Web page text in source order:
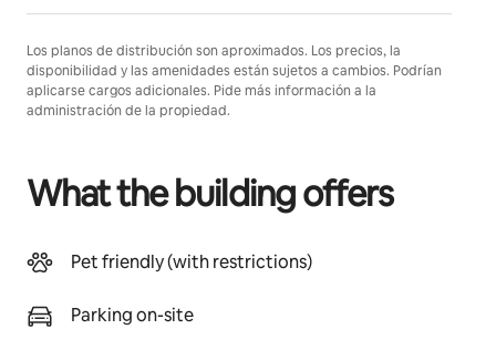
Los planos de distribución son aproximados. Los precios, la
disponibilidad y las amenidades están sujetos a cambios. Podrían
aplicarse cargos adicionales. Pide más información a la
administración de la propiedad.
What the building offers
Pet friendly (with restrictions)
Parking on-site